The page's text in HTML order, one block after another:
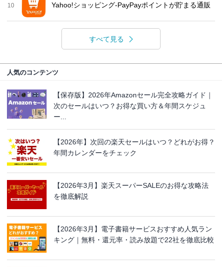
10 Yahoo!ショッピング-PayPayポイントが貯まる通販
すべて見る
人気のコンテンツ
【保存版】2026年Amazonセール完全攻略ガイド｜
次のセールはいつ？お得な買い方＆年間スケジュ
ー...
【2026年】次回の楽天セールはいつ？どれがお得？
年間カレンダーをチェック
【2026年3月】楽天スーパーSALEのお得な攻略法
を徹底解説
【2026年3月】電子書籍サービスおすすめ人気ラン
キング｜無料・還元率・読み放題で22社を徹底比較